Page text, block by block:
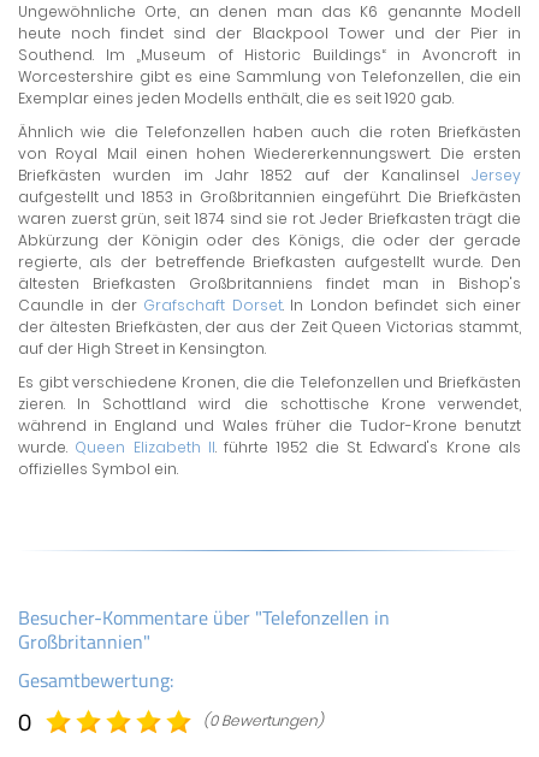
Ungewöhnliche Orte, an denen man das K6 genannte Modell
heute noch findet sind der Blackpool Tower und der Pier in
Southend. Im „Museum of Historic Buildings“ in Avoncroft in
Worcestershire gibt es eine Sammlung von Telefonzellen, die ein
Exemplar eines jeden Modells enthält, die es seit 1920 gab.
Ähnlich wie die Telefonzellen haben auch die roten Briefkästen
von Royal Mail einen hohen Wiedererkennungswert. Die ersten
Briefkästen wurden im Jahr 1852 auf der Kanalinsel Jersey
aufgestellt und 1853 in Großbritannien eingeführt. Die Briefkästen
waren zuerst grün, seit 1874 sind sie rot. Jeder Briefkasten trägt die
Abkürzung der Königin oder des Königs, die oder der gerade
regierte, als der betreffende Briefkasten aufgestellt wurde. Den
ältesten Briefkasten Großbritanniens findet man in Bishop's
Caundle in der Grafschaft Dorset. In London befindet sich einer
der ältesten Briefkästen, der aus der Zeit Queen Victorias stammt,
auf der High Street in Kensington.
Es gibt verschiedene Kronen, die die Telefonzellen und Briefkästen
zieren. In Schottland wird die schottische Krone verwendet,
während in England und Wales früher die Tudor-Krone benutzt
wurde. Queen Elizabeth II. führte 1952 die St. Edward's Krone als
offizielles Symbol ein.
Besucher-Kommentare über "Telefonzellen in
Großbritannien"
Gesamtbewertung:
0 (0 Bewertungen)